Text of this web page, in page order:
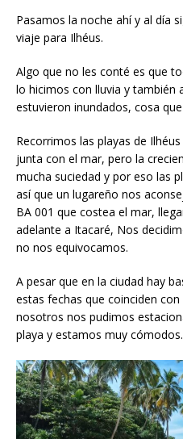
Pasamos la noche ahí y al día
viaje para Ilhéus.
Algo que no les conté es que
lo hicimos con lluvia y también
estuvieron inundados, cosa
Recorrimos las playas de
junta con el mar, pero la
mucha suciedad y por eso las
así que un lugareño nos
BA 001 que costea el mar,
adelante a Itacaré, Nos
no nos equivocamos.
A pesar que en la ciudad hay
estas fechas que coinciden
nosotros nos pudimos
playa y estamos muy cómodos.